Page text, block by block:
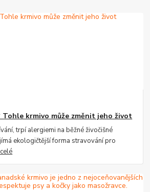
Tohle krmivo může změnit jeho život
trpí alergiemi na běžné živočišné
ekologičtější forma stravování pro